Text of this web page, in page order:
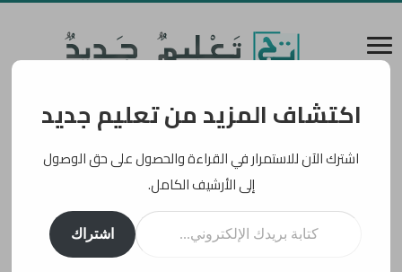
اكتشاف المزيد من تعليم جديد
اشترك الآن للاستمرار في القراءة والحصول على حق الوصول
إلى الأرشيف الكامل.
كتابة بريدك الإلكتروني...
اشتراك